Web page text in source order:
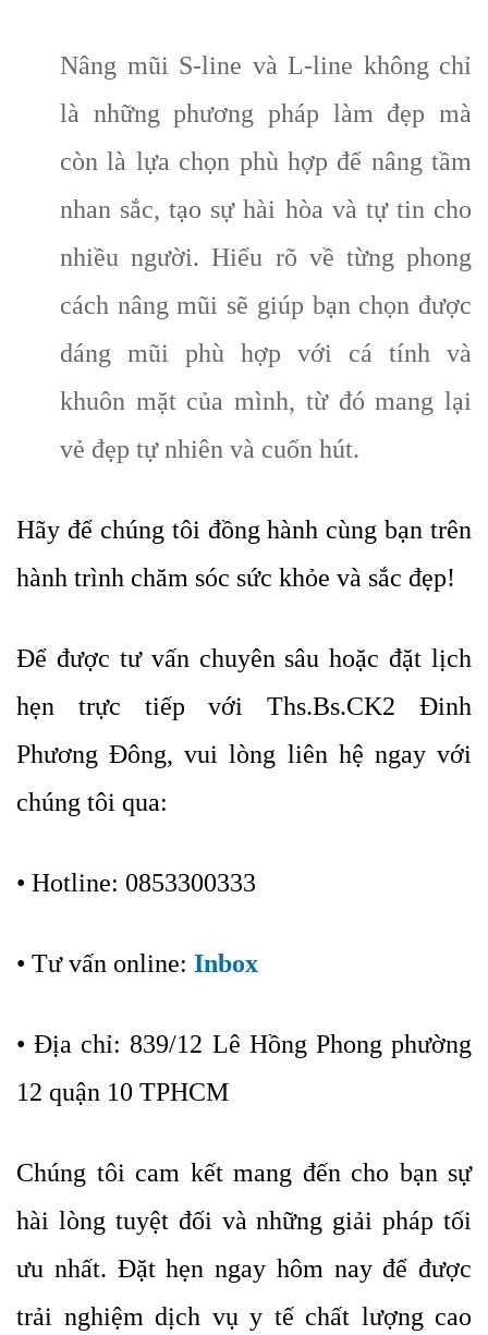
Nâng mũi S-line và L-line không chỉ
là những phương pháp làm đẹp mà
còn là lựa chọn phù hợp để nâng tầm
nhan sắc, tạo sự hài hòa và tự tin cho
nhiều người. Hiểu rõ về từng phong
cách nâng mũi sẽ giúp bạn chọn được
dáng mũi phù hợp với cá tính và
khuôn mặt của mình, từ đó mang lại
vẻ đẹp tự nhiên và cuốn hút.
Hãy để chúng tôi đồng hành cùng bạn trên
hành trình chăm sóc sức khỏe và sắc đẹp!
Để được tư vấn chuyên sâu hoặc đặt lịch
hẹn trực tiếp với Ths.Bs.CK2 Đinh
Phương Đông, vui lòng liên hệ ngay với
chúng tôi qua:
• Hotline: 0853300333
• Tư vấn online: Inbox
• Địa chỉ: 839/12 Lê Hồng Phong phường
12 quận 10 TPHCM
Chúng tôi cam kết mang đến cho bạn sự
hài lòng tuyệt đối và những giải pháp tối
ưu nhất. Đặt hẹn ngay hôm nay để được
trải nghiệm dịch vụ y tế chất lượng cao